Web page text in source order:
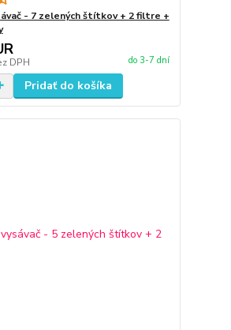
- 7 zelených štítkov + 2 filtre +
DPH do 3-7 dní
Pridať do košíka